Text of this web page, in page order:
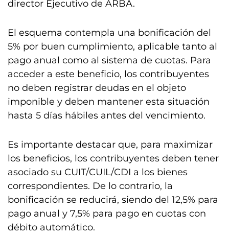
director Ejecutivo de ARBA.
El esquema contempla una bonificación del
5% por buen cumplimiento, aplicable tanto al
pago anual como al sistema de cuotas. Para
acceder a este beneficio, los contribuyentes
no deben registrar deudas en el objeto
imponible y deben mantener esta situación
hasta 5 días hábiles antes del vencimiento.
Es importante destacar que, para maximizar
los beneficios, los contribuyentes deben tener
asociado su CUIT/CUIL/CDI a los bienes
correspondientes. De lo contrario, la
bonificación se reducirá, siendo del 12,5% para
pago anual y 7,5% para pago en cuotas con
débito automático.